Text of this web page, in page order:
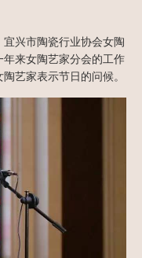
兴市陶瓷行业协会女陶
来女陶艺家分会的工作
艺家表示节日的问候。